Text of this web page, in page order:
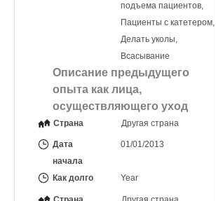
подъема пациентов,
Пациенты с катетером,
Делать уколы,
Всасывание
Описание предыдущего
опыта как лица,
осуществляющего уход
Страна Другая страна
Дата
начала
01/01/2013
Как долго Year